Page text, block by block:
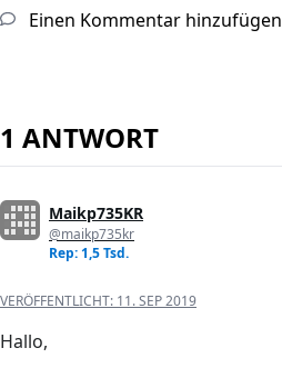
Einen Kommentar hinzufügen
1 ANTWORT
Maikp735KR
@maikp735kr
Rep: 1,5 Tsd.
VERÖFFENTLICHT: 11. SEP 2019
Hallo,